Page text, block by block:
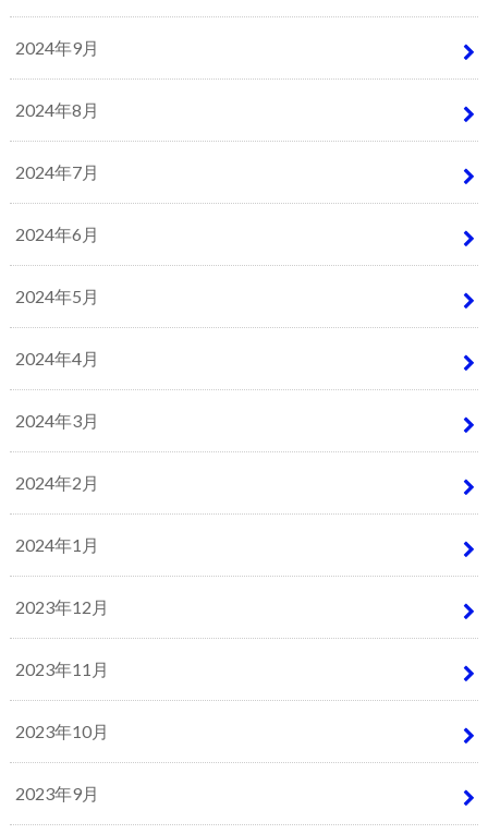
2024年9月
2024年8月
2024年7月
2024年6月
2024年5月
2024年4月
2024年3月
2024年2月
2024年1月
2023年12月
2023年11月
2023年10月
2023年9月